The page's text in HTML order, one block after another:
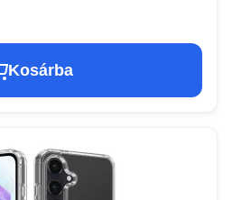
Kosárba